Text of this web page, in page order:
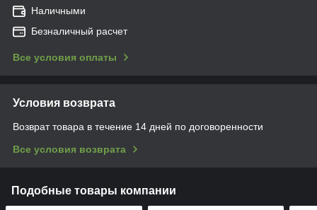
Наличными
Безналичный расчет
Все условия оплаты
Условия возврата
Возврат товара в течение 14 дней по договоренности
Все условия возврата
Подобные товары компании